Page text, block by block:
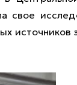
свое
источников